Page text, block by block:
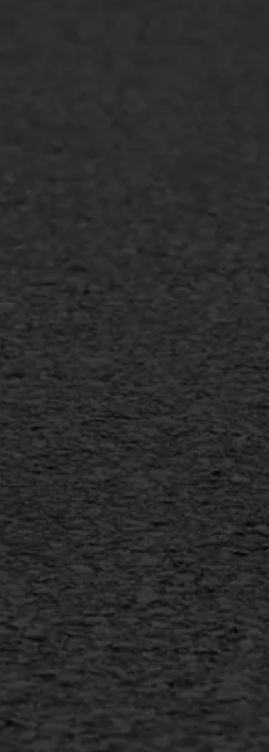
Gietasfalt reparatie
Scheurreparatie
Flexigoot
Vertical seal
Vlakslijpen
Vorstschade
AWS ASFALTWERKEN
+31 493 842 840
info@asfaltwerken.nl
MEER INFORMATIE
Inschrijven nieuwsbrief
Duurzaam ondernemen